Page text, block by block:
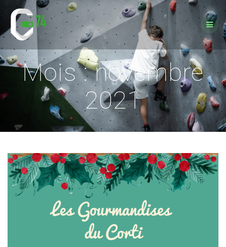
Passer
contenu
Mois :novembre
2021